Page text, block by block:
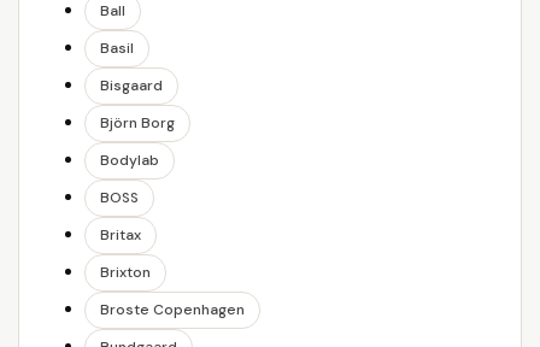
Ball
Basil
Bisgaard
Björn Borg
Bodylab
BOSS
Britax
Brixton
Broste Copenhagen